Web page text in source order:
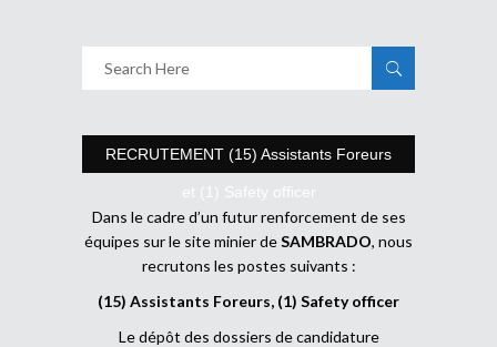
RECRUTEMENT (15) Assistants Foreurs
et (1) Safety officer
Dans le cadre d’un futur renforcement de ses
équipes sur le site minier deSAMBRADO, nous
recrutons les postes suivants :
(15) Assistants Foreurs, (1) Safety officer
Le dépôt des dossiers de candidature